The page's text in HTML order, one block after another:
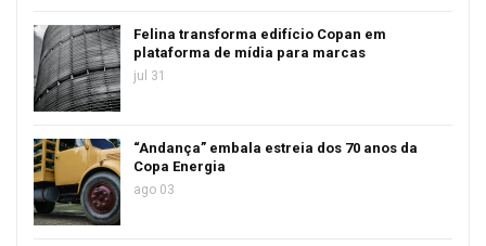
Felina transforma edifício Copan em
plataforma de mídia para marcas
jul 31
“Andança” embala estreia dos 70 anos da
Copa Energia
ago 03